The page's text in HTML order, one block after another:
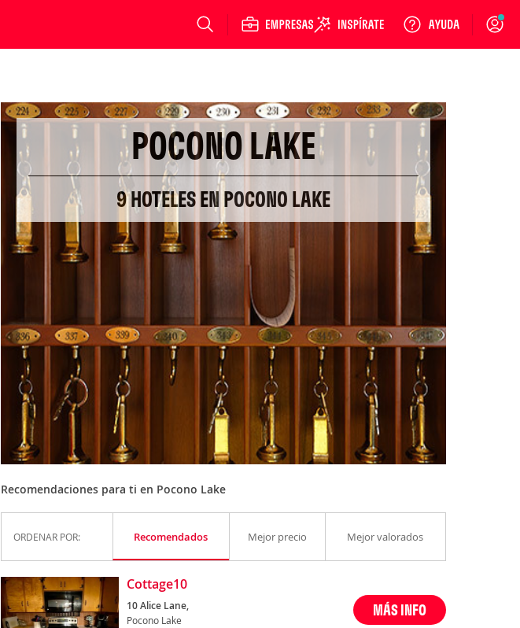
Login
POCONO LAKE
9 HOTELES EN POCONO LAKE
Recomendaciones para ti en Pocono Lake
ORDENAR POR: Recomendados Mejor precio Mejor valorados
Cottage10
10 Alice Lane,
Pocono Lake
MÁS INFO